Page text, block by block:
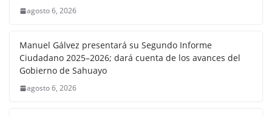
agosto 6, 2026
Manuel Gálvez presentará su Segundo Informe
Ciudadano 2025–2026; dará cuenta de los avances del
Gobierno de Sahuayo
agosto 6, 2026